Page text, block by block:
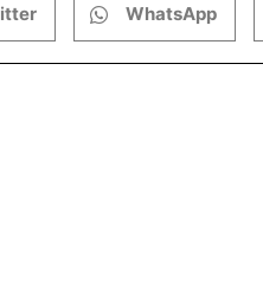
WhatsApp